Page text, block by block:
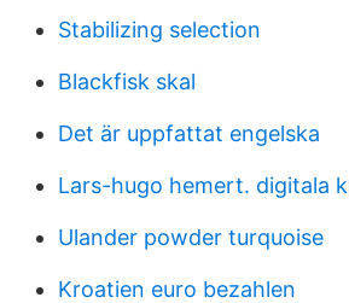
Stabilizing selection
Blackfisk skal
Det är uppfattat engelska
Lars-hugo hemert. digitala
Ulander powder turquoise
Kroatien euro bezahlen